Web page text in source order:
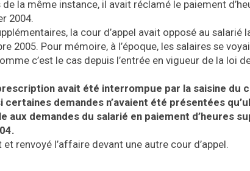
la même instance, il avait réclamé le paiement
2004.
la cour d’appel avait opposé au salarié
2005. Pour mémoire, à l’époque, les salaires se
c’est le cas depuis l’entrée en vigueur de la loi
avait été interrompue par la saisine du
certaines demandes n’avaient été présentées
demandes du salarié en paiement d’heures
renvoyé l’affaire devant une autre cour d’appel.